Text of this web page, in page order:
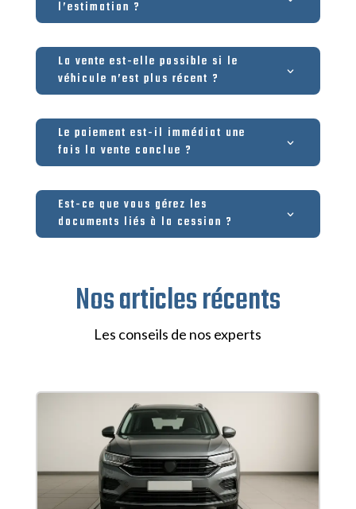
l’estimation ?
La vente est-elle possible si le
véhicule n’est plus récent ?
Le paiement est-il immédiat une
fois la vente conclue ?
Est-ce que vous gérez les
documents liés à la cession ?
Nos articles récents
Les conseils de nos experts